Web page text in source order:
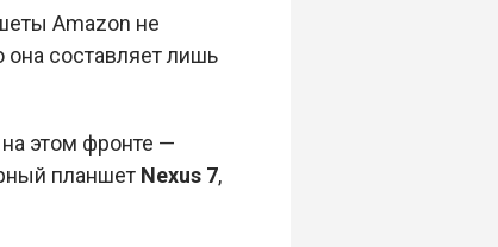
Amazon не
она составляет лишь
этом фронте —
планшет Nexus 7,